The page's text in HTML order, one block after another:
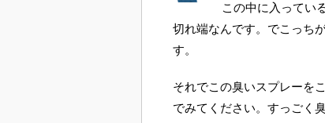
この中に入ってい
切れ端なんです。でこっち
す。
それでこの臭いスプレーを
でみてください。すっごく